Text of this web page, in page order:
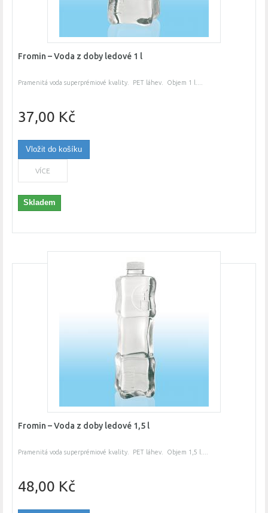
Fromin – Voda z doby ledové 1 l
Pramenitá voda superprémiové kvality. PET láhev. Objem 1 l....
37,00 Kč
Vložit do košíku
VÍCE
Skladem
Fromin – Voda z doby ledové 1,5 l
Pramenitá voda superprémiové kvality. PET láhev. Objem 1,5 l....
48,00 Kč